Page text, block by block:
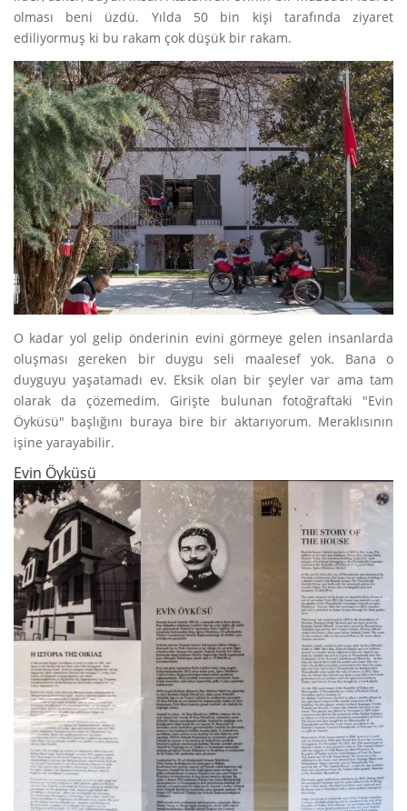
olması beni üzdü. Yılda 50 bin kişi tarafında ziyaret
ediliyormuş ki bu rakam çok düşük bir rakam.
O kadar yol gelip önderinin evini görmeye gelen insanlarda
oluşması gereken bir duygu seli maalesef yok. Bana o
duyguyu yaşatamadı ev. Eksik olan bir şeyler var ama tam
olarak da çözemedim. Girişte bulunan fotoğraftaki "Evin
Öyküsü" başlığını buraya bire bir aktarıyorum. Meraklısının
işine yarayabilir.
Evin Öyküsü